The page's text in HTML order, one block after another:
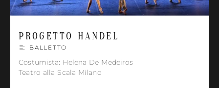
PROGETTO HANDEL
BALLETTO
Costumista: Helena De Medeiros
Teatro alla Scala Milano